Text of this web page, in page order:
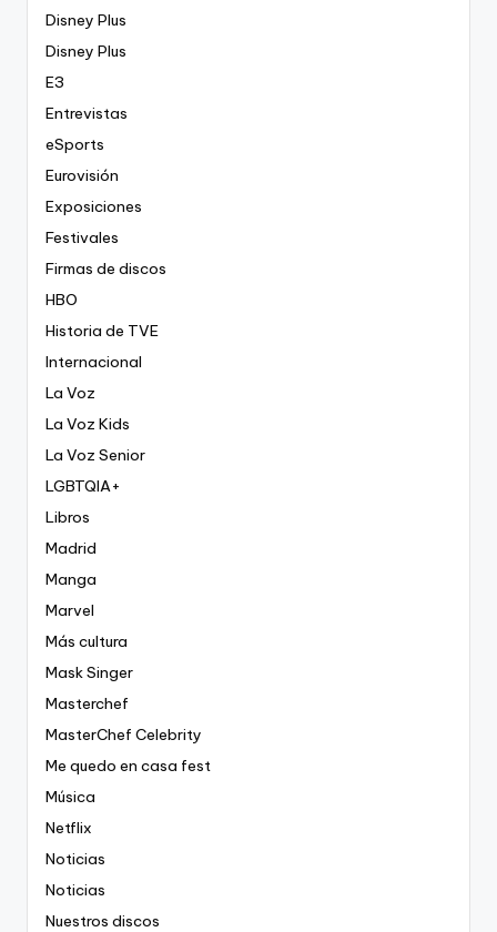
Disney Plus
Disney Plus
E3
Entrevistas
eSports
Eurovisión
Exposiciones
Festivales
Firmas de discos
HBO
Historia de TVE
Internacional
La Voz
La Voz Kids
La Voz Senior
LGBTQIA+
Libros
Madrid
Manga
Marvel
Más cultura
Mask Singer
Masterchef
MasterChef Celebrity
Me quedo en casa fest
Música
Netflix
Noticias
Noticias
Nuestros discos